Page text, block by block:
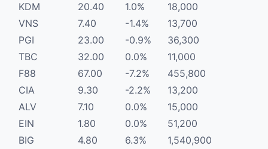
KDM
20.40 1.0%
18,000
VNS
7.40 -1.4%
13,700
PGI
23.00 -0.9%
36,300
TBC
32.00 0.0%
11,000
F88
67.00 -7.2%
455,800
CIA
9.30 -2.2%
13,200
ALV
7.10 0.0%
15,000
EIN
1.80 0.0%
51,200
BIG
4.80 6.3%
1,540,900